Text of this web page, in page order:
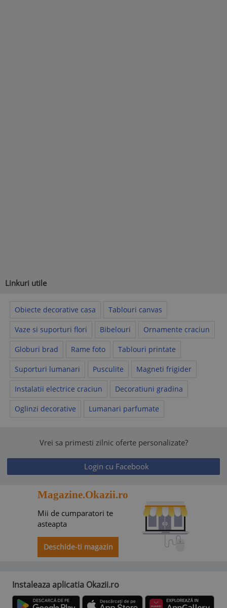
Linkuri utile
Obiecte decorative casa Tablouri canvas
Vaze si suporturi flori Bibelouri Ornamente craciun
Globuri brad Rame foto Tablouri printate
Suporturi lumanari Pusculite Magneti frigider
Instalatii electrice craciun Decoratiuni gradina
Oglinzi decorative Lumanari parfumate
Vrei sa primesti zilnic oferte personalizate?
Login cu Facebook
Magazine.Okazii.ro
Mii de cumparatori te
asteapta
Deschide-ti magazin
Instaleaza aplicatia Okazii.ro